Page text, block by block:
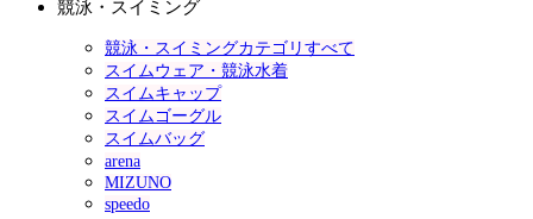
競泳・スイミング
競泳・スイミングカテゴリすべて
スイムウェア・競泳水着
スイムキャップ
スイムゴーグル
スイムバッグ
arena
MIZUNO
speedo